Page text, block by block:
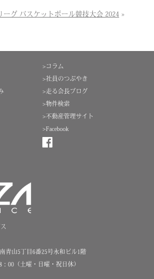
ーグ バスケットボール競技大会 2024 »
>コラム
>社員のつぶやき
>走る会長ブログ
>物件検索
>不動産管理サイト
>Facebook
青山5丁目6番25号永和ビル1階
00（土曜・日曜・祝日休）